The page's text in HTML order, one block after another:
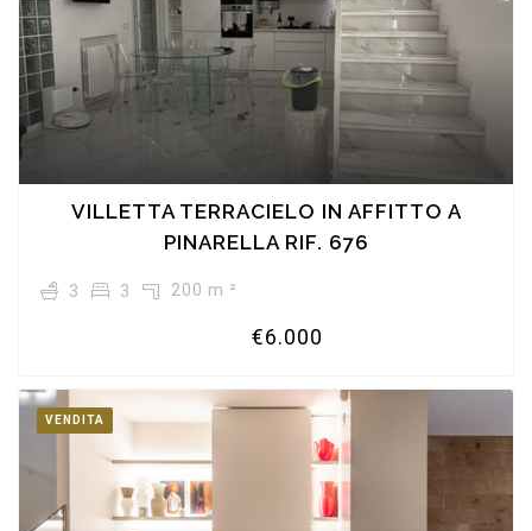
VILLETTA TERRACIELO IN AFFITTO A
PINARELLA RIF. 676
3 3 200 m ²
€6.000
VENDITA